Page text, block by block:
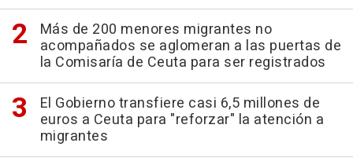
Más de 200 menores migrantes no
acompañados se aglomeran a las puertas de
la Comisaría de Ceuta para ser registrados
El Gobierno transfiere casi 6,5 millones de
euros a Ceuta para "reforzar" la atención a
migrantes